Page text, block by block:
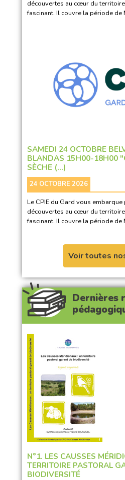
découvertes au cœur du
fascinant. Il couvre la période de
SAMEDI 24 OCTOBRE
BLANDAS 15H00-18H00
SÈCHE (…)
24 OCTOBRE 2026
Le CPIE du Gard vous embarque
découvertes au cœur du
fascinant. Il couvre la période de
Voir toutes
Dernières
N°1. LES CAUSSES
TERRITOIRE PASTORAL
BIODIVERSITÉ